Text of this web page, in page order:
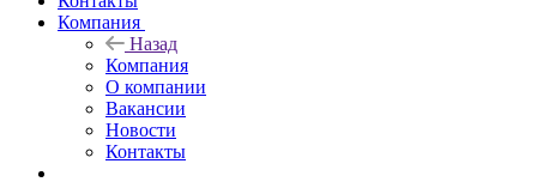
Компания
Назад
Компания
О компании
Вакансии
Новости
Контакты